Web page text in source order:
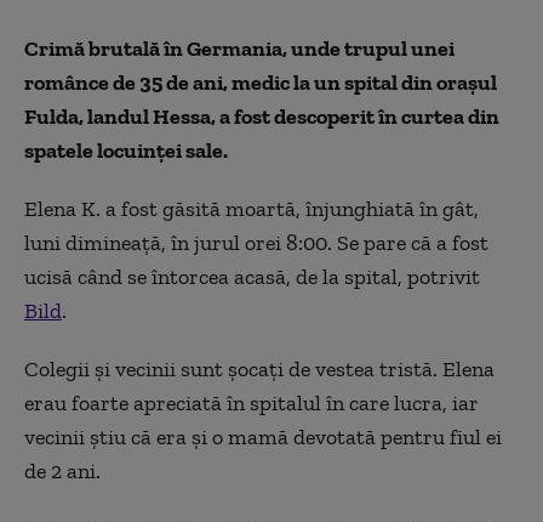
Crimă brutală în Germania, unde trupul unei
românce de 35 de ani, medic la un spital din orașul
Fulda, landul Hessa, a fost descoperit în curtea din
spatele locuinței sale.
Elena K. a fost găsită moartă, înjunghiată în gât,
luni dimineață, în jurul orei 8:00. Se pare că a fost
ucisă când se întorcea acasă, de la spital, potrivit
Bild.
Colegii și vecinii sunt șocați de vestea tristă. Elena
erau foarte apreciată în spitalul în care lucra, iar
vecinii știu că era și o mamă devotată pentru fiul ei
de 2 ani.